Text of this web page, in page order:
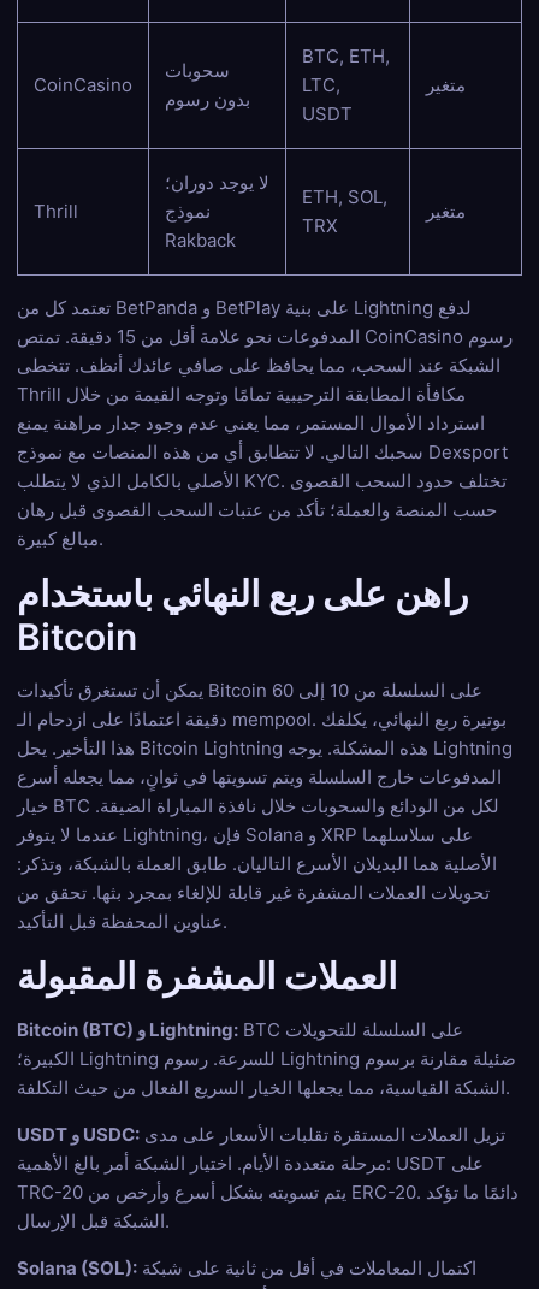
CoinCasino
سحوبات
بدون رسوم
BTC, ETH,
LTC,
USDT
متغير
Thrill
لا يوجد دوران؛
نموذج
Rakback
ETH, SOL,
TRX
متغير
تعتمد كل من BetPanda و BetPlay على بنية Lightning لدفع
المدفوعات نحو علامة أقل من 15 دقيقة. تمتص CoinCasino رسوم
الشبكة عند السحب، مما يحافظ على صافي عائدك أنظف. تتخطى
Thrill مكافأة المطابقة الترحيبية تمامًا وتوجه القيمة من خلال
استرداد الأموال المستمر، مما يعني عدم وجود جدار مراهنة يمنع
سحبك التالي. لا تتطابق أي من هذه المنصات مع نموذج Dexsport
الأصلي بالكامل الذي لا يتطلب KYC. تختلف حدود السحب القصوى
حسب المنصة والعملة؛ تأكد من عتبات السحب القصوى قبل رهان
مبالغ كبيرة.
راهن على ربع النهائي باستخدام
Bitcoin
يمكن أن تستغرق تأكيدات Bitcoin على السلسلة من 10 إلى 60
دقيقة اعتمادًا على ازدحام الـ mempool. بوتيرة ربع النهائي، يكلفك
هذا التأخير. يحل Bitcoin Lightning هذه المشكلة. يوجه Lightning
المدفوعات خارج السلسلة ويتم تسويتها في ثوانٍ، مما يجعله أسرع
خيار BTC لكل من الودائع والسحوبات خلال نافذة المباراة الضيقة.
عندما لا يتوفر Lightning، فإن Solana و XRP على سلاسلهما
الأصلية هما البديلان الأسرع التاليان. طابق العملة بالشبكة، وتذكر:
تحويلات العملات المشفرة غير قابلة للإلغاء بمجرد بثها. تحقق من
عناوين المحفظة قبل التأكيد.
العملات المشفرة المقبولة
Bitcoin (BTC) و Lightning: BTC على السلسلة للتحويلات
الكبيرة؛ Lightning للسرعة. رسوم Lightning ضئيلة مقارنة برسوم
الشبكة القياسية، مما يجعلها الخيار السريع الفعال من حيث التكلفة.
USDT و USDC:
مرحلة متعددة الأيام. اختيار الشبكة أمر بالغ الأهمية: USDT على
TRC-20 يتم تسويته بشكل أسرع وأرخص من ERC-20. دائمًا ما تؤكد
الشبكة قبل الإرسال.
Solana (SOL):